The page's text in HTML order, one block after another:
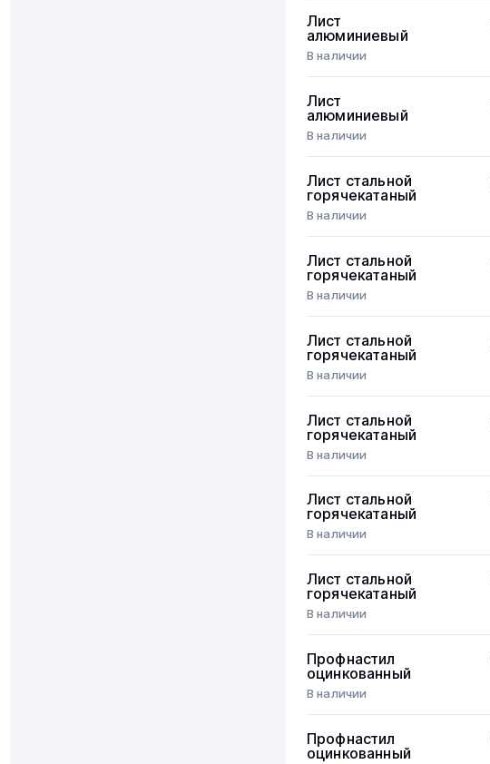
Лист
алюминиевый
В наличии
Лист
алюминиевый
В наличии
Лист стальной
горячекатаный
В наличии
Лист стальной
горячекатаный
В наличии
Лист стальной
горячекатаный
В наличии
Лист стальной
горячекатаный
В наличии
Лист стальной
горячекатаный
В наличии
Лист стальной
горячекатаный
В наличии
Профнастил
оцинкованный
В наличии
Профнастил
оцинкованный